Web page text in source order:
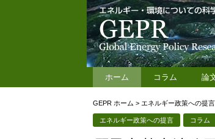
ホーム コラム 論
GEPR ホーム > エネルギー政策への提言
エネルギー政策への提言 コラム